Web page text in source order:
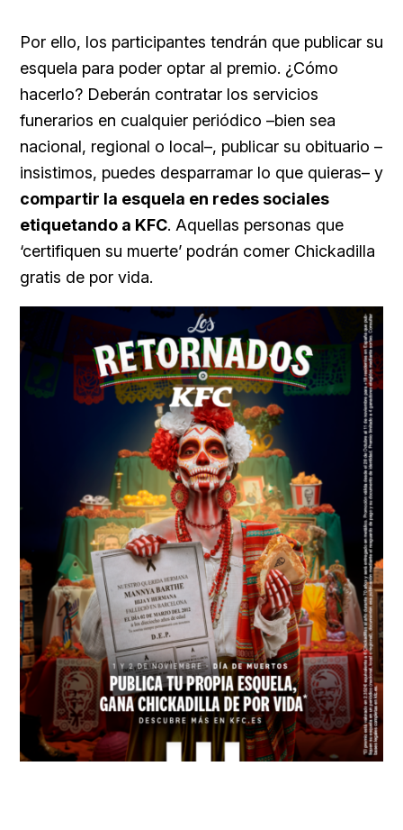
Por ello, los participantes tendrán que publicar su
esquela para poder optar al premio. ¿Cómo
hacerlo? Deberán contratar los servicios
funerarios en cualquier periódico –bien sea
nacional, regional o local–, publicar su obituario –
insistimos, puedes desparramar lo que quieras– y
compartir la esquela en redes sociales
etiquetando a KFC. Aquellas personas que
‘certifiquen su muerte’ podrán comer Chickadilla
gratis de por vida.